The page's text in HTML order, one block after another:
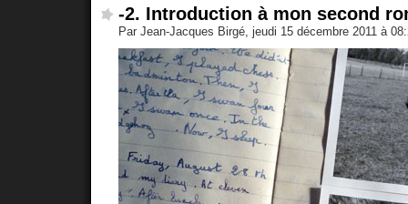
-2. Introduction à mon second
Par Jean-Jacques Birgé, jeudi 15 décembre 2011 à